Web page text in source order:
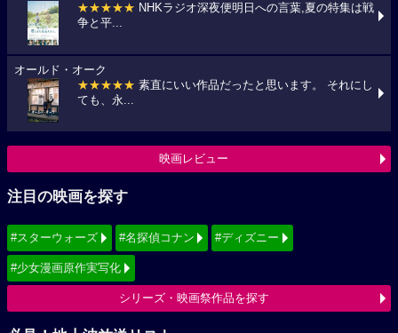
★★★★★ NHKラジオ深夜便明日への言葉,夏の特集は戦
争と平...
オールド・オーク
★★★★★ 素直にいい作品だったと思います。 それにし
ても、永...
映画レビュー
注目の映画を探す
#スターウォーズ #名探偵コナン #ディズニー
#少女漫画原作実写化
シリーズ・映画祭作品を探す